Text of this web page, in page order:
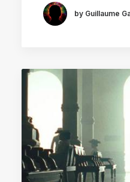
by Guillaume